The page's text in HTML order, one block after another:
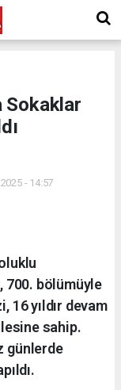
Sokaklar
- 14:57
700. bölümüyle
16 yıldır devam
sahip.
günlerde